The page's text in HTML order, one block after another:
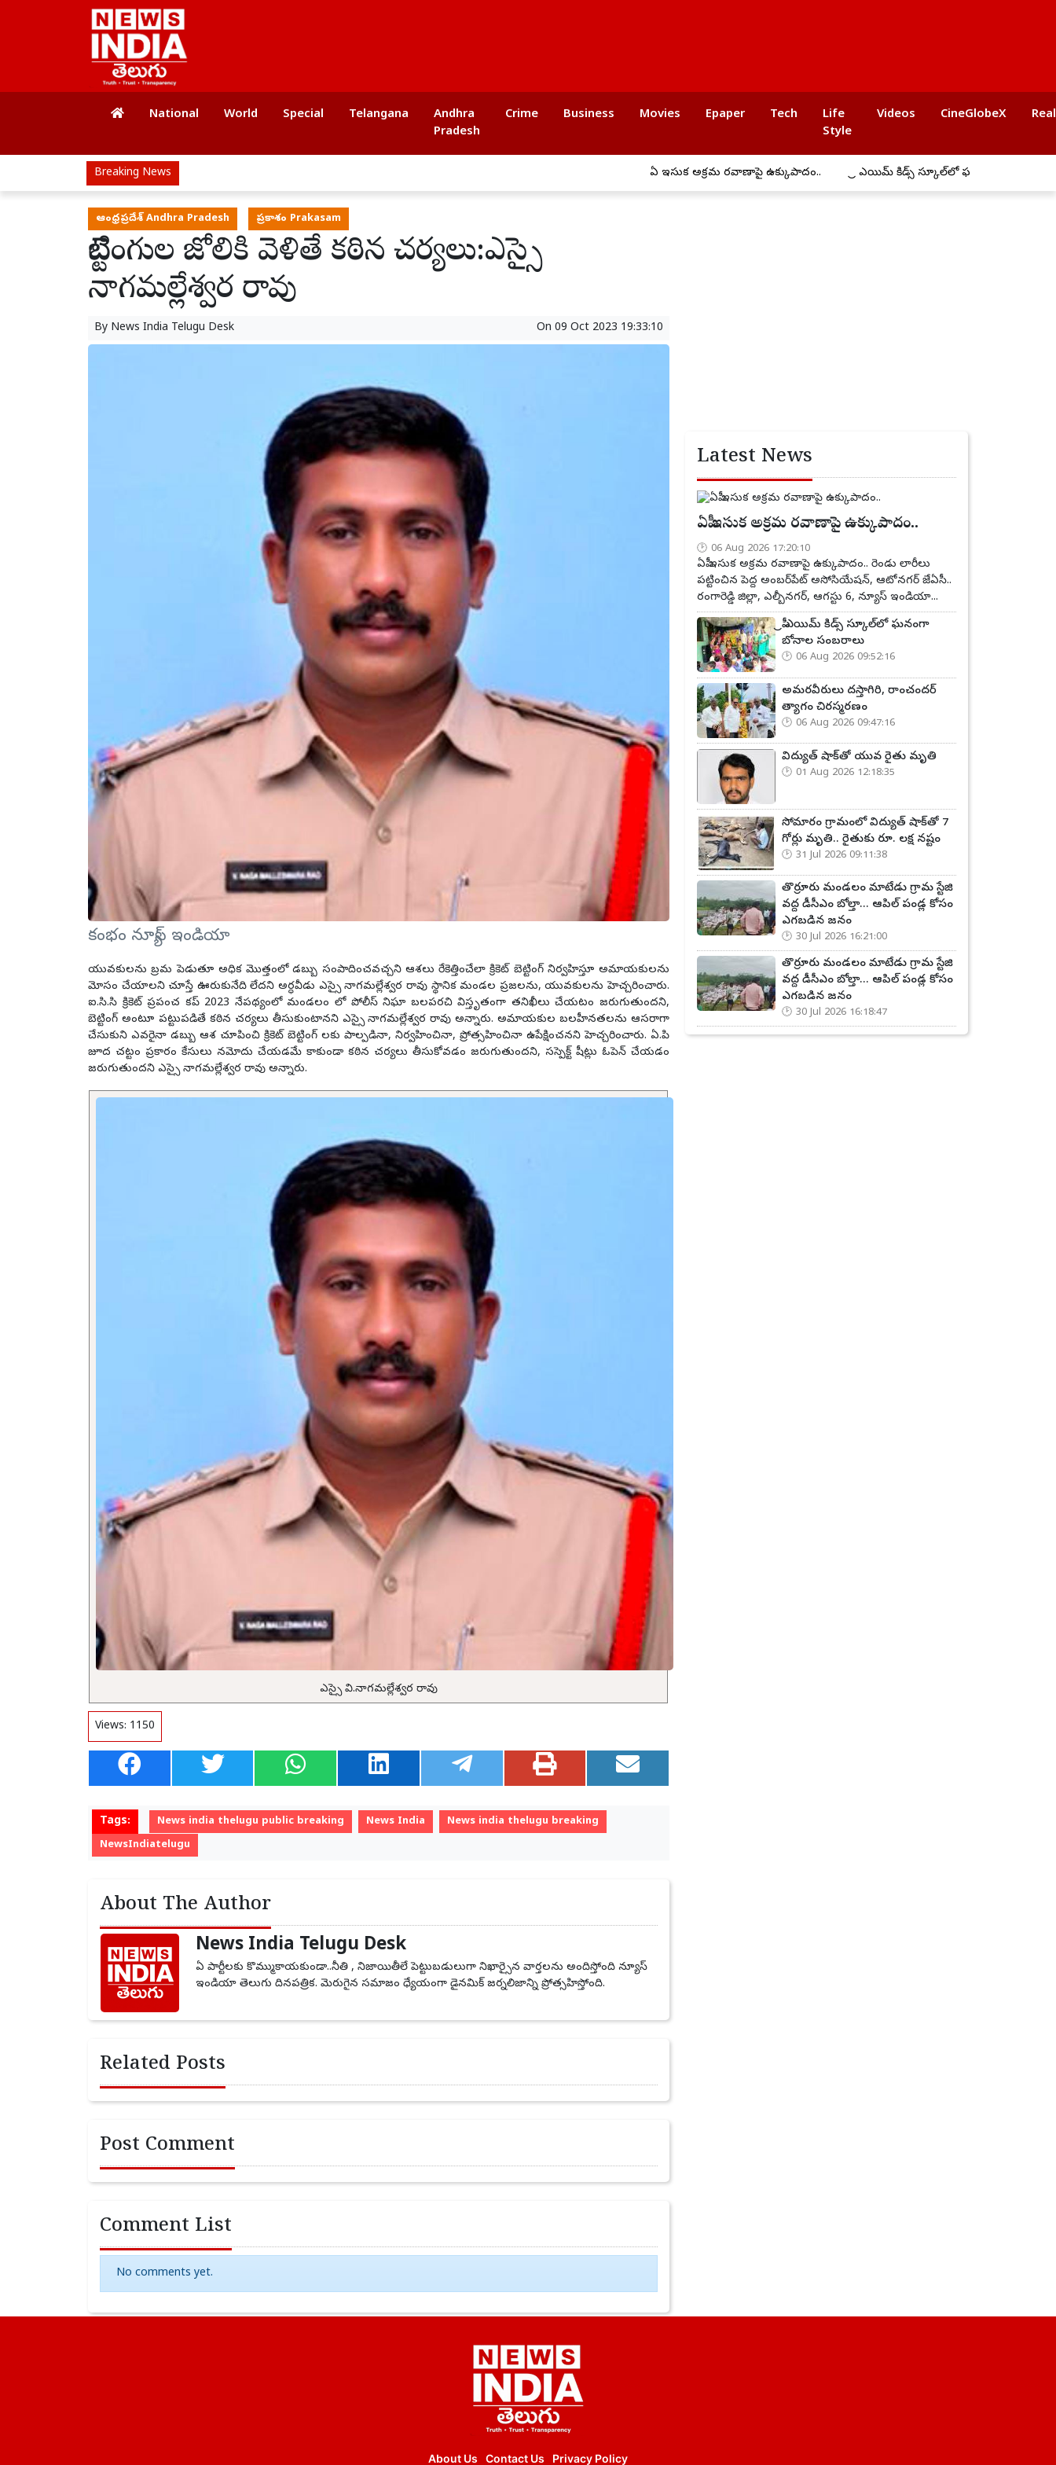
National World Special Telangana
Andhra
Pradesh
Crime Business Movies Epaper Tech
Life
Style
Videos CineGlobeX
Breaking News ఏపీ ఇసుక అక్రమ రవాణాపై ఉక్కుపాదం.. ప్రీ ఎయిమ్ కిడ్స్ స్కూల్‌లో ఘనంగా బోనాల సంబరాలు
ఆంధ్రప్రదేశ్ Andhra Pradesh ప్రకాశం Prakasam
బెట్టింగుల జోలికి వెళితే కఠిన చర్యలు:ఎస్సై
నాగమల్లేశ్వర రావు
By News India Telugu Desk On 09 Oct 2023 19:33:10
కంభం న్యూస్ ఇండియా
యువకులను బ్రమ పెడుతూ అధిక మొత్తంలో డబ్బు సంపాదించవచ్చని ఆశలు రేకెత్తించేలా క్రికెట్ బెట్టింగ్ నిర్వహిస్తూ అమాయకులను
మోసం చేయాలని చూస్తే ఊరుకునేది లేదని అర్ధవీడు ఎస్సై నాగమల్లేశ్వర రావు స్థానిక మండల ప్రజలను, యువకులను హెచ్చరించారు.
ఐ.సి.సి క్రికెట్ ప్రపంచ కప్ 2023 నేపథ్యంలో మండలం లో పోలీస్ నిఘా బలపరచి విస్తృతంగా తనిఖీలు చేయటం జరుగుతుందని,
బెట్టింగ్ అంటూ పట్టుపడితే కఠిన చర్యలు తీసుకుంటానని ఎస్సై నాగమల్లేశ్వర రావు అన్నారు. అమాయకుల బలహీనతలను ఆసరాగా
చేసుకుని ఎవరైనా డబ్బు ఆశ చూపించి క్రికెట్ బెట్టింగ్ లకు పాల్పడినా, నిర్వహించినా, ప్రోత్సహించినా ఉపేక్షించనని హెచ్చరించారు. ఏ.పి
జూద చట్టం ప్రకారం కేసులు నమోదు చేయడమే కాకుండా కఠిన చర్యలు తీసుకోవడం జరుగుతుందని, సస్పెక్ట్ షీట్లు ఓపెన్ చేయడం
జరుగుతుందని ఎస్సై నాగమల్లేశ్వర రావు అన్నారు.
ఎస్సై వి.నాగమల్లేశ్వర రావు
Views: 1150
Tags: News india thelugu public breaking News India
News india thelugu breaking
NewsIndiatelugu
About The Author
News India Telugu Desk
ఏ పార్టీలకు కొమ్ముకాయకుండా..నీతి , నిజాయితీలే పెట్టుబడులుగా నిఖార్సైన వార్తలను అందిస్తోంది న్యూస్
ఇండియా తెలుగు దినపత్రిక. మెరుగైన సమాజం ధ్యేయంగా డైనమిక్ జర్నలిజాన్ని ప్రోత్సహిస్తోంది.
Related Posts
Post Comment
Comment List
No comments yet.
Latest News
ఏపీ ఇసుక అక్రమ రవాణాపై ఉక్కుపాదం..
06 Aug 2026 17:20:10
ఏపీ ఇసుక అక్రమ రవాణాపై ఉక్కుపాదం.. రెండు లారీలు
పట్టించిన పెద్ద అంబర్‌పేట్ అసోసియేషన్, ఆటోనగర్ జేఏసీ..
రంగారెడ్డి జిల్లా, ఎల్బీనగర్, ఆగస్టు 6, న్యూస్ ఇండియా...
ప్రీ ఎయిమ్ కిడ్స్ స్కూల్‌లో ఘనంగా
బోనాల సంబరాలు
06 Aug 2026 09:52:16
అమరవీరులు దస్తాగిరి, రాంచందర్
త్యాగం చిరస్మరణం
06 Aug 2026 09:47:16
విద్యుత్ షాక్‌తో యువ రైతు మృతి
01 Aug 2026 12:18:35
సోమారం గ్రామంలో విద్యుత్ షాక్‌తో 7
గోర్లు మృతి.. రైతుకు రూ. లక్ష నష్టం
31 Jul 2026 09:11:38
తొర్రూరు మండలం మాటేడు గ్రామ స్టేజి
వద్ద డీసీఎం బోల్తా... ఆపిల్ పండ్ల కోసం
ఎగబడిన జనం
30 Jul 2026 16:21:00
తొర్రూరు మండలం మాటేడు గ్రామ స్టేజి
వద్ద డీసీఎం బోల్తా... ఆపిల్ పండ్ల కోసం
ఎగబడిన జనం
30 Jul 2026 16:18:47
About Us Contact Us Privacy Policy